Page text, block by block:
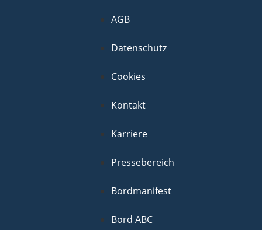
AGB
Datenschutz
Cookies
Kontakt
Karriere
Pressebereich
Bordmanifest
Bord ABC